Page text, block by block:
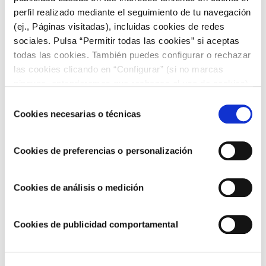
perfil realizado mediante el seguimiento de tu navegación
(ej., Páginas visitadas), incluidas cookies de redes
sociales. Pulsa “Permitir todas las cookies” si aceptas
todas las cookies. También puedes configurar o rechazar
las cookies clicando en “Configurar” (si no marcas
COOKIES.
deCookies necesarias o técnicas
Cookies de preferencias o personalización
Cookies de análisis o medición
Cookies de publicidad comportamental
Alimentos saludables para niños: Ideas
para mejorar la alimentación infantil